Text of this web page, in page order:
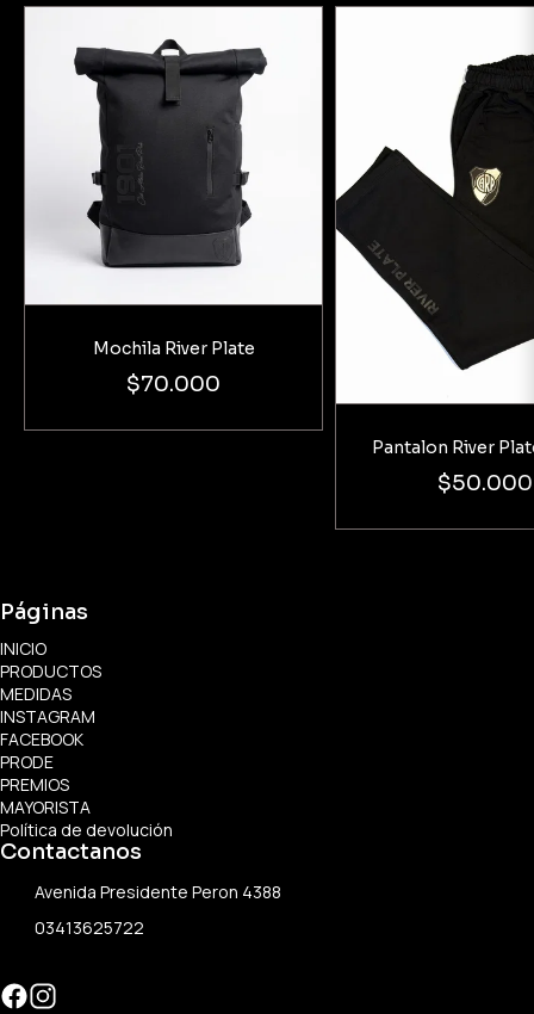
Mochila River Plate
$70.000
Pantalon River
$50.000
Páginas
INICIO
PRODUCTOS
MEDIDAS
INSTAGRAM
FACEBOOK
PRODE
PREMIOS
MAYORISTA
Política de devolución
Contactanos
Avenida Presidente Peron 4388
03413625722